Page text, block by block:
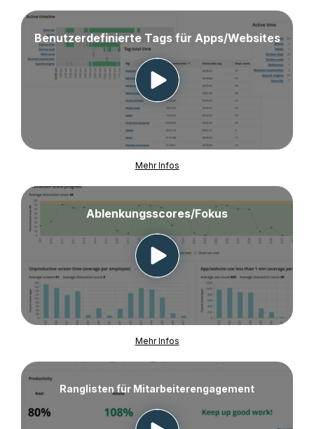
Benutzerdefinierte Tags für Apps/Websites
Mehr Infos
Ablenkungsscores/Fokus
Mehr Infos
Ranglisten für Mitarbeiterengagement